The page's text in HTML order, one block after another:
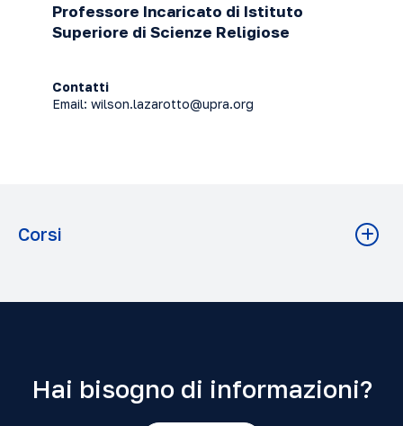
Professore Incaricato di Istituto
Superiore di Scienze Religiose
Contatti
Email: wilson.lazarotto@upra.org
Corsi
Istituto Superiore di Scienze Religiose A.A. 2023-2024
Hai bisogno di informazioni?